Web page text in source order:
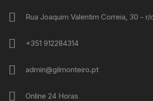
Rua Joaquim Valentim Correia, 30 - r/
+351 912284314
admin@gilmonteiro.pt
Online 24 Horas